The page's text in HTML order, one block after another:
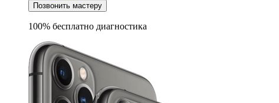
Позвонить мастеру
100% бесплатно диагностика